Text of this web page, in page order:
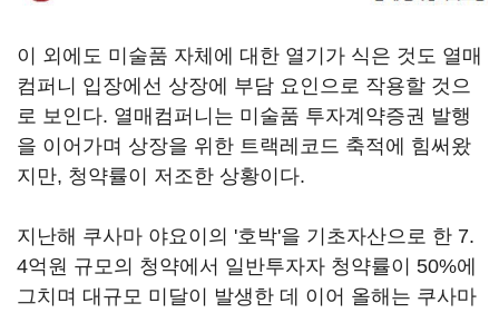
이 외에도 미술품 자체에 대한 열기가 식은 것도 열매
컴퍼니 입장에선 상장에 부담 요인으로 작용할 것으
로 보인다. 열매컴퍼니는 미술품 투자계약증권 발행
을 이어가며 상장을 위한 트랙레코드 축적에 힘써왔
지만, 청약률이 저조한 상황이다.
지난해 쿠사마 야요이의 '호박'을 기초자산으로 한 7.
4억원 규모의 청약에서 일반투자자 청약률이 50%에
그치며 대규모 미달이 발생한 데 이어 올해는 쿠사마